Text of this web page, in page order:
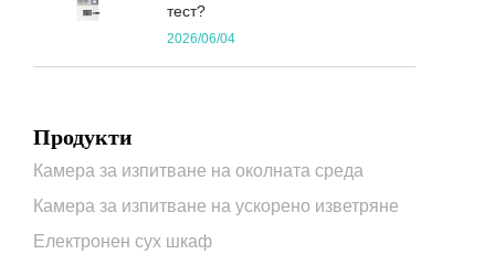
тест?
2026/06/04
Продукти
Камера за изпитване на околната среда
Камера за изпитване на ускорено изветряне
Електронен сух шкаф